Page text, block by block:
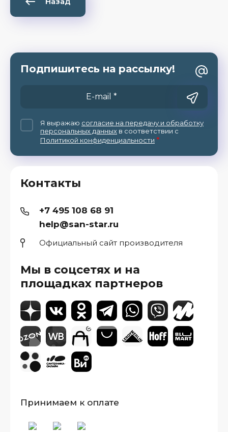
Контакты
+7 495 108 68 91
help@san-star.ru
Официальный сайт производителя
Мы в соцсетях и на
площадках партнеров
Принимаем к оплате
Подпишитесь на рассылку!
Я выражаю согласие на передачу и обработку
персональных данных в соответствии с
Политикой конфиденциальности *